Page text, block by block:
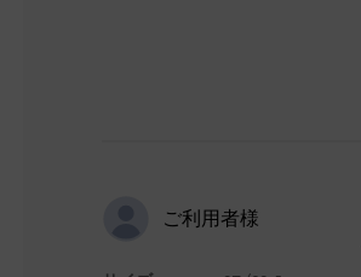
ご利用者様